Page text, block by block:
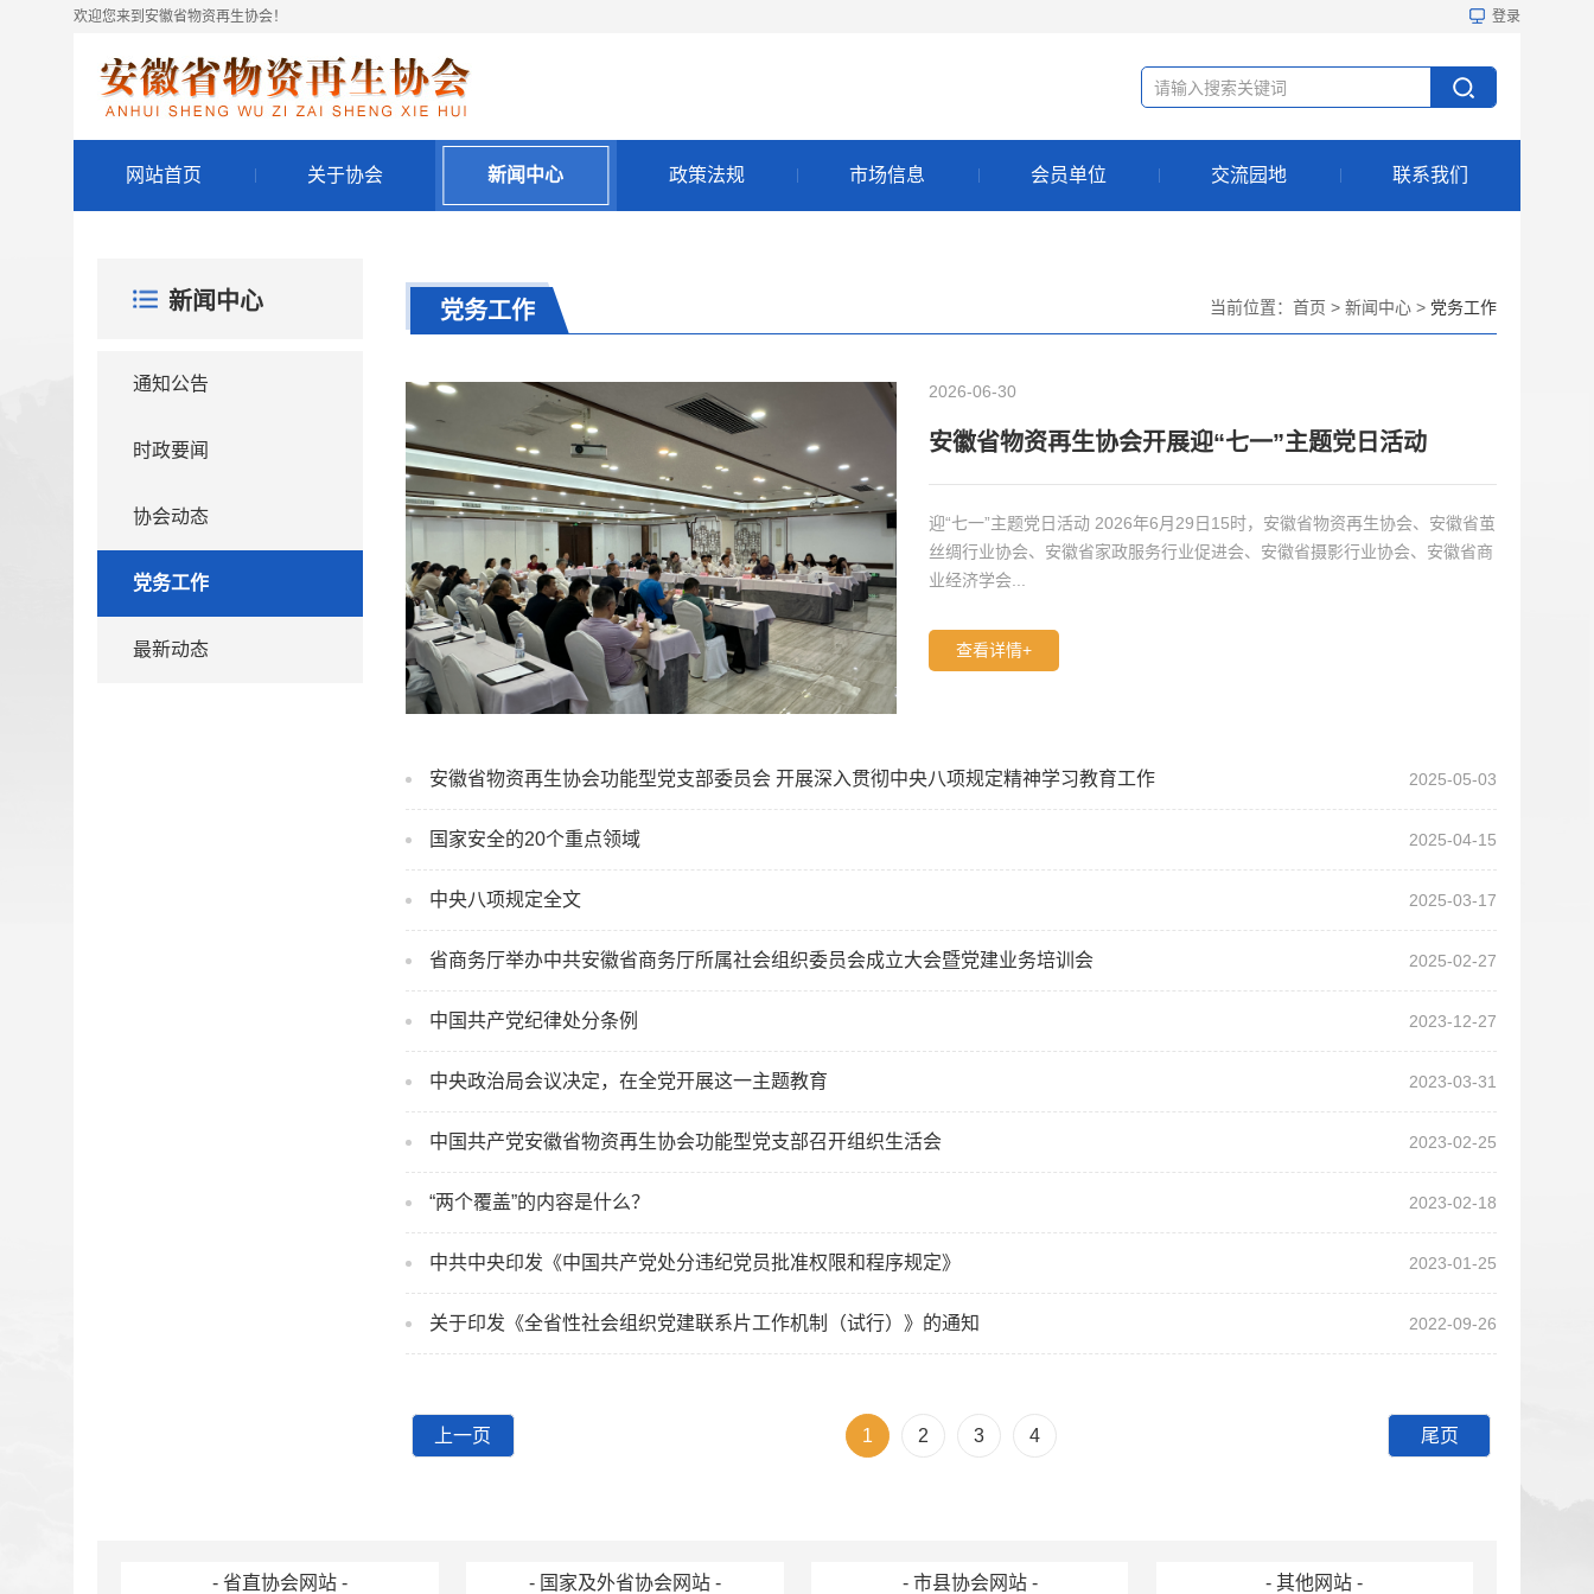
欢迎您来到安徽省物资再生协会！ 登录
网站首页 关于协会 新闻中心 政策法规 市场信息 会员单位 交流园地 联系我们
新闻中心
通知公告
时政要闻
协会动态
党务工作
最新动态
党务工作 当前位置： 首页 > 新闻中心 > 党务工作
2026-06-30
安徽省物资再生协会开展迎“七一”主题党日活动
迎“七一”主题党日活动 2026年6月29日15时，安徽省物资再生协会、安徽省茧
丝绸行业协会、安徽省家政服务行业促进会、安徽省摄影行业协会、安徽省商
业经济学会...
查看详情+
安徽省物资再生协会功能型党支部委员会 开展深入贯彻中央八项规定精神学习教育工作 2025-05-03
国家安全的20个重点领域 2025-04-15
中央八项规定全文 2025-03-17
省商务厅举办中共安徽省商务厅所属社会组织委员会成立大会暨党建业务培训会 2025-02-27
中国共产党纪律处分条例 2023-12-27
中央政治局会议决定，在全党开展这一主题教育 2023-03-31
中国共产党安徽省物资再生协会功能型党支部召开组织生活会 2023-02-25
“两个覆盖”的内容是什么？ 2023-02-18
中共中央印发《中国共产党处分违纪党员批准权限和程序规定》 2023-01-25
关于印发《全省性社会组织党建联系片工作机制（试行）》的通知 2022-09-26
首页
上一页 1 2 3 4 下一页
尾页
- 省直协会网站 - - 国家及外省协会网站 - - 市县协会网站 - - 其他网站 -